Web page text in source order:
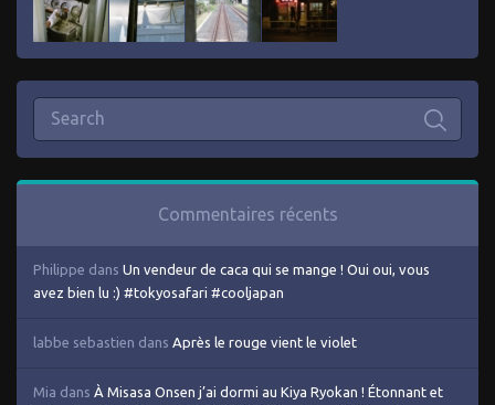
Commentaires récents
Philippe dans Un vendeur de caca qui se mange ! Oui oui, vous
avez bien lu :) #tokyosafari #cooljapan
labbe sebastien dans Après le rouge vient le violet
Mia dans À Misasa Onsen j’ai dormi au Kiya Ryokan ! Étonnant et